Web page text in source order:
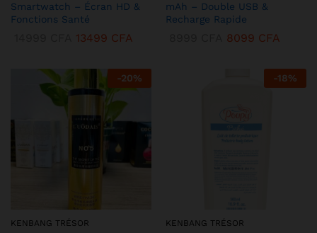
Smartwatch – Écran HD &
Fonctions Santé
13499 CFA
mAh – Double USB &
Recharge Rapide
8099 CFA
-20%
KENBANG TRÉSOR
-18%
KENBANG TRÉSOR